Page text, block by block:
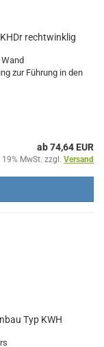
rechtwinklig
zur Führung in den
ab 74,64 EUR
19% MwSt. zzgl. Versand
Typ KWH